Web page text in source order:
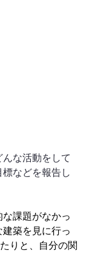
な活動をして
などを報告し
課題がなかっ
築を見に行っ
りと、自分の関